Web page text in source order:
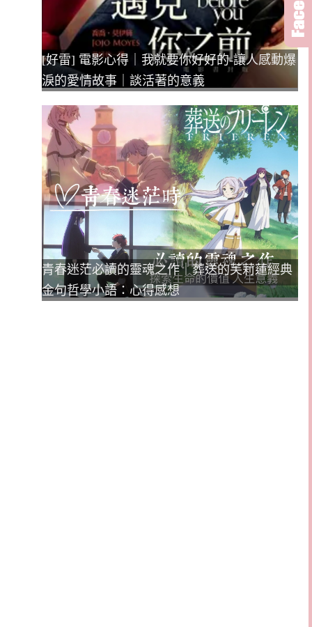
[好雷] 電影心得｜我就要你好好的-讓人感動爆
淚的愛情故事｜談活著的意義
青春迷茫必讀的靈魂之作｜葬送的芙莉蓮經典
金句哲學小語：心得感想